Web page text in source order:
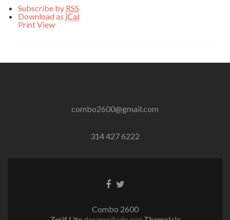
Subscribe by RSS
Download as iCal
PrintView
combo2600@gmail.com
314 427 6222
EnlaceEnlace
Combo 2600